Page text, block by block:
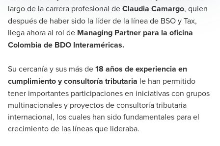
largo de la carrera profesional deClaudia Camargo, quien
después de haber sido la líder de la línea de BSO y Tax,
llega ahora al rol de Managing Partner para la oficina
Colombia de BDO Interaméricas.
Su cercanía y sus más de18 años de experiencia en
cumplimiento y consultoría tributaria le han permitido
tener importantes participaciones en iniciativas con grupos
multinacionales y proyectos de consultoría tributaria
internacional, los cuales han sido fundamentales para el
crecimiento de las líneas que lideraba.
Claudia Marcela Camargo Arias
Managing Partner BDO en Colombia